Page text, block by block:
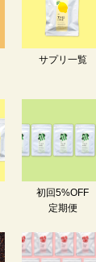
サプリ一覧
初回5%OFF
定期便